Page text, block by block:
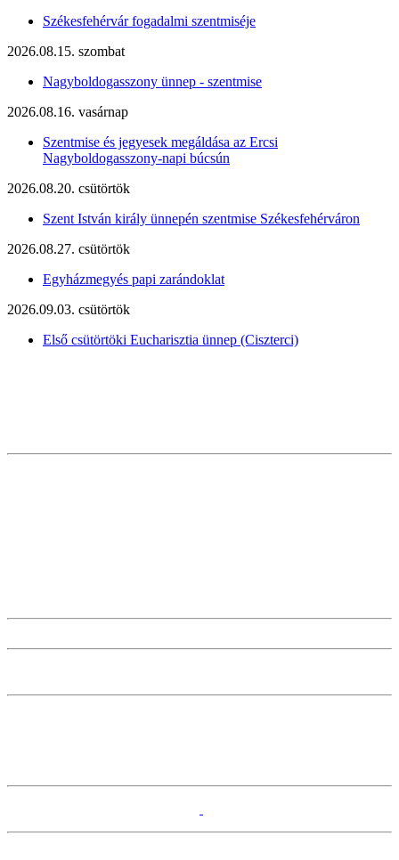
Székesfehérvár fogadalmi szentmiséje
2026.08.15. szombat
Nagyboldogasszony ünnep - szentmise
2026.08.16. vasárnap
Szentmise és jegyesek megáldása az Ercsi
Nagyboldogasszony-napi búcsún
2026.08.20. csütörtök
Szent István király ünnepén szentmise Székesfehérváron
2026.08.27. csütörtök
Egyházmegyés papi zarándoklat
2026.09.03. csütörtök
Első csütörtöki Eucharisztia ünnep (Ciszterci)